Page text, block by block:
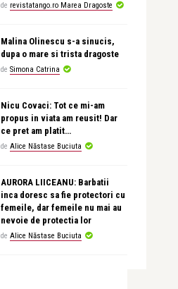
de revistatango.ro Marea Dragoste
Malina Olinescu s-a sinucis,
dupa o mare si trista dragoste
de Simona Catrina
Nicu Covaci: Tot ce mi-am
propus in viata am reusit! Dar
ce pret am platit…
de Alice Năstase Buciuta
AURORA LIICEANU: Barbatii
inca doresc sa fie protectori cu
femeile, dar femeile nu mai au
nevoie de protectia lor
de Alice Năstase Buciuta